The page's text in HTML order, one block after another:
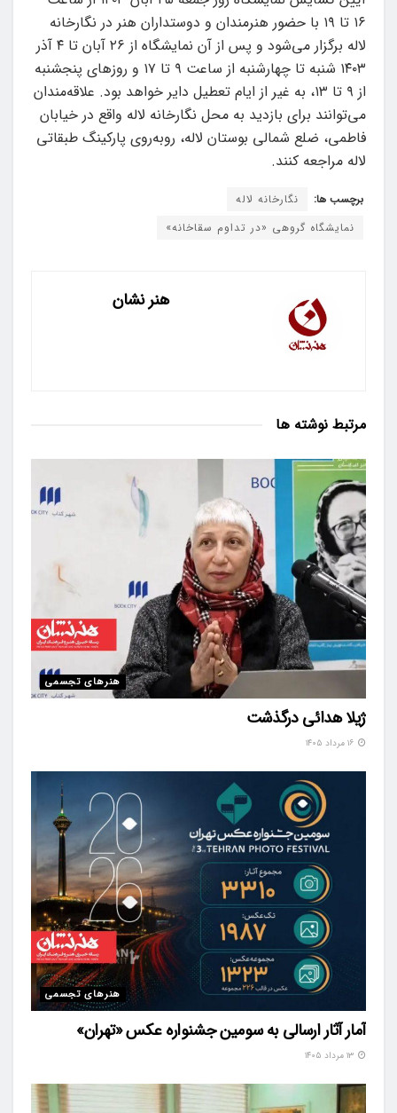
۱۶ تا ۱۹ با حضور هنرمندان و دوستداران هنر در نگارخانه
لاله برگزار می‌شود و پس از آن نمایشگاه از ۲۶ آبان تا ۴ آذر
۱۴۰۳ شنبه تا چهارشنبه از ساعت ۹ تا ۱۷ و روزهای پنجشنبه
از ۹ تا ۱۳، به غیر از ایام تعطیل دایر خواهد بود. علاقه‌مندان
می‌توانند برای بازدید به محل نگارخانه لاله واقع در خیابان
فاطمی، ضلع شمالی بوستان لاله، روبه‌روی پارکینگ طبقاتی
لاله مراجعه کنند.
برچسب ها:
نگارخانه لاله
نمایشگاه گروهی «در تداوم سقاخانه»
هنر نشان
مرتبط نوشته ها
هنرهای تجسمی
ژیلا هدائی درگذشت
هنرهای تجسمی
آمار آثار ارسالی به سومین جشنواره عکس «تهران»